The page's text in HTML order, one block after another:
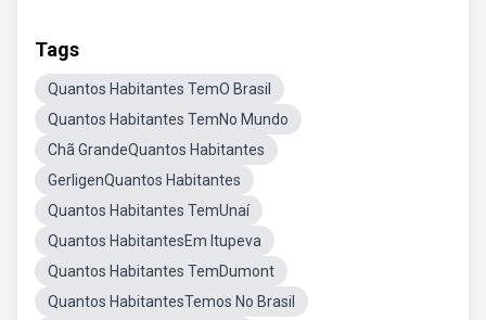
Tags
Quantos Habitantes TemO Brasil
Quantos Habitantes TemNo Mundo
Chã GrandeQuantos Habitantes
GerligenQuantos Habitantes
Quantos Habitantes TemUnaí
Quantos HabitantesEm Itupeva
Quantos Habitantes TemDumont
Quantos HabitantesTemos No Brasil